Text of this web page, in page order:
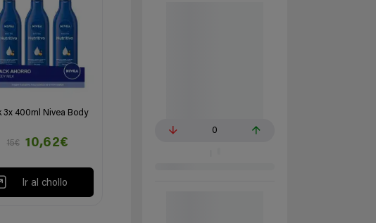
3x 400ml Nivea Body
15€
10,62€
Ir al chollo
0